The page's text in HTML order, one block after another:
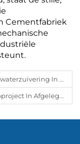
Cementfabriek
De Toekomst Waarborgt Van Een Bloeiende Midden-Oosterse Haven
Zonnetechnologie De Landbouw In Het Hart Van Afrika Transformeert